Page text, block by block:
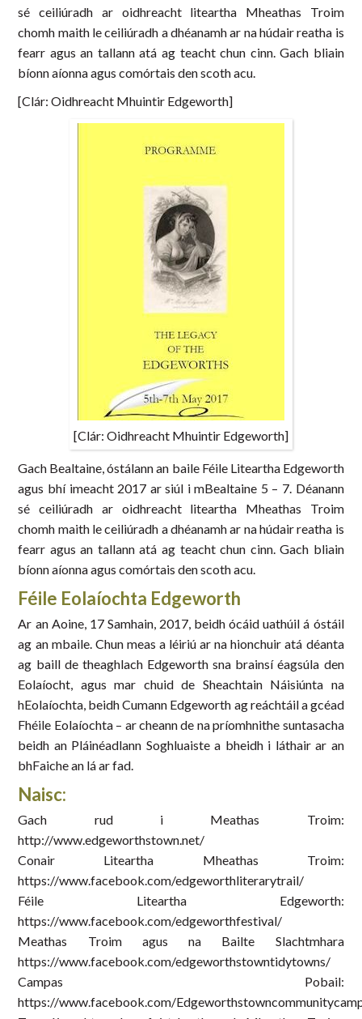
sé ceiliúradh ar oidhreacht liteartha Mheathas Troim
chomh maith le ceiliúradh a dhéanamh ar na húdair reatha is
fearr agus an tallann atá ag teacht chun cinn. Gach bliain
bíonn aíonna agus comórtais den scoth acu.
[Clár: Oidhreacht Mhuintir Edgeworth]
[Clár: Oidhreacht Mhuintir Edgeworth]
Gach Bealtaine, óstálann an baile Féile Liteartha Edgeworth
agus bhí imeacht 2017 ar siúl i mBealtaine 5 – 7. Déanann
sé ceiliúradh ar oidhreacht liteartha Mheathas Troim
chomh maith le ceiliúradh a dhéanamh ar na húdair reatha is
fearr agus an tallann atá ag teacht chun cinn. Gach bliain
bíonn aíonna agus comórtais den scoth acu.
Féile Eolaíochta Edgeworth
Ar an Aoine, 17 Samhain, 2017, beidh ócáid uathúil á óstáil
ag an mbaile. Chun meas a léiriú ar na hionchuir atá déanta
ag baill de theaghlach Edgeworth sna brainsí éagsúla den
Eolaíocht, agus mar chuid de Sheachtain Náisiúnta na
hEolaíochta, beidh Cumann Edgeworth ag reáchtáil a gcéad
Fhéile Eolaíochta – ar cheann de na príomhnithe suntasacha
beidh an Pláinéadlann Soghluaiste a bheidh i láthair ar an
bhFaiche an lá ar fad.
Naisc:
Gach rud i Meathas Troim:
http://www.edgeworthstown.net/
Conair Liteartha Mheathas Troim:
https://www.facebook.com/edgeworthliterarytrail/
Féile Liteartha Edgeworth:
https://www.facebook.com/edgeworthfestival/
Meathas Troim agus na Bailte Slachtmhara
https://www.facebook.com/edgeworthstowntidytowns/
Campas Pobail:
https://www.facebook.com/